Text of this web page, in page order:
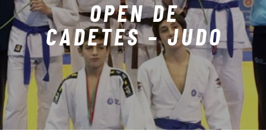
OPEN DE
CADETES – JUDO